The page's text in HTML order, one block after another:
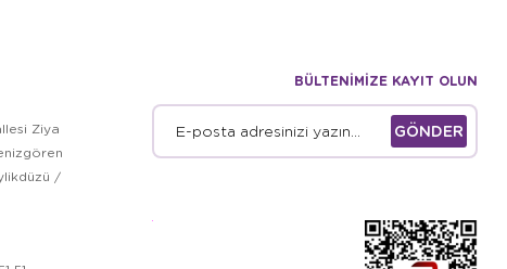
Ziya
/
BÜLTENİMİZE KAYIT OLUN
GÖNDER